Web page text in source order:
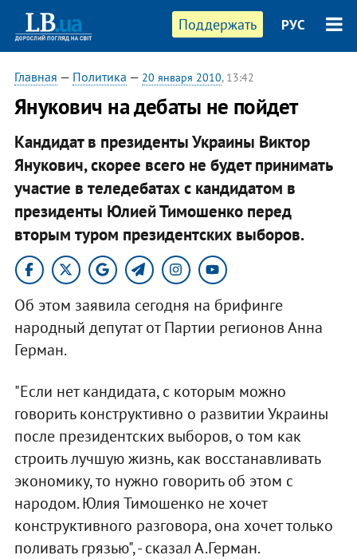
Поддержать РУС
Главная — Политика — 20 января 2010, 13:42
Янукович на дебаты не пойдет
Кандидат в президенты Украины Виктор
Янукович, скорее всего не будет принимать
участие в теледебатах с кандидатом в
президенты Юлией Тимошенко перед
вторым туром президентских выборов.
Об этом заявила сегодня на брифинге
народный депутат от Партии регионов Анна
Герман.
"Если нет кандидата, с которым можно
говорить конструктивно о развитии Украины
после президентских выборов, о том как
строить лучшую жизнь, как восстанавливать
экономику, то нужно говорить об этом с
народом. Юлия Тимошенко не хочет
конструктивного разговора, она хочет только
поливать грязью", - сказал А.Герман.